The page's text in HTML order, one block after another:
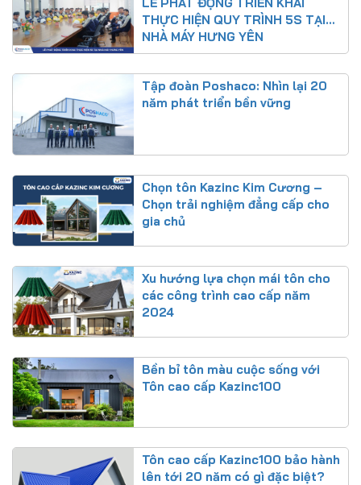
THỰC HIỆN QUY TRÌNH 5S TẠI
NHÀ MÁY HƯNG YÊN
Tập đoàn Poshaco: Nhìn lại 20
năm phát triển bền vững
Chọn tôn Kazinc Kim Cương –
Chọn trải nghiệm đẳng cấp cho
gia chủ
Xu hướng lựa chọn mái tôn cho
các công trình cao cấp năm
2024
Bền bỉ tôn màu cuộc sống với
Tôn cao cấp Kazinc100
Tôn cao cấp Kazinc100 bảo hành
lên tới 20 năm có gì đặc biệt?